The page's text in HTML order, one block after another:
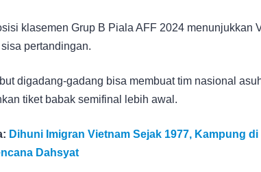
klasemen Grup B Piala AFF 2024 menunjukkan
pertandingan.
digadang-gadang bisa membuat tim nasional
tiket babak semifinal lebih awal.
Dihuni Imigran Vietnam Sejak 1977, Kampung
Dahsyat